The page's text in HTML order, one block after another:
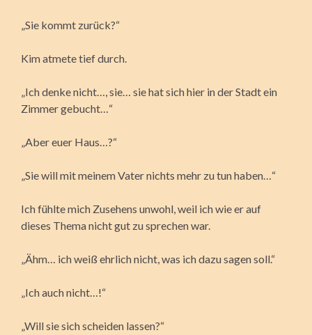
„Sie kommt zurück?“
Kim atmete tief durch.
„Ich denke nicht…, sie… sie hat sich hier in der Stadt ein
Zimmer gebucht…“
„Aber euer Haus…?“
„Sie will mit meinem Vater nichts mehr zu tun haben…“
Ich fühlte mich Zusehens unwohl, weil ich wie er auf
dieses Thema nicht gut zu sprechen war.
„Ähm… ich weiß ehrlich nicht, was ich dazu sagen soll.“
„Ich auch nicht…!“
„Will sie sich scheiden lassen?“